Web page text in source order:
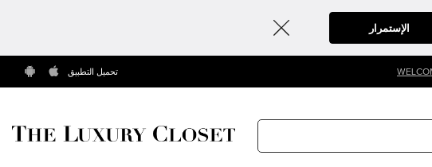
الإستمرار
تحميل التطبيق